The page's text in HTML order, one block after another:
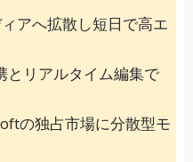
アへ拡散し短日で高エ
とリアルタイム編集で
の独占市場に分散型モ